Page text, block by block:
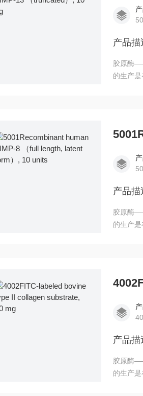
产品描
胶原酶
的生产
产品描
胶原酶
的生产
产品描
胶原酶
的生产